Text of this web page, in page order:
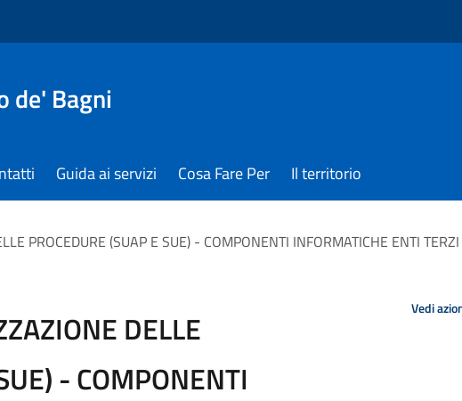
de' Bagni
Guida ai servizi Cosa Fare Per Il territorio
PROCEDURE (SUAP E SUE) - COMPONENTI INFORMATICHE ENTI
DELLE
- COMPONENTI
Vedi